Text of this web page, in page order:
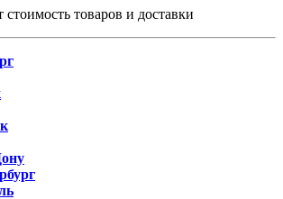
товаров и доставки